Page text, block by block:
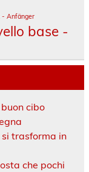
- Anfänger
base -
cibo
trasforma in
che pochi